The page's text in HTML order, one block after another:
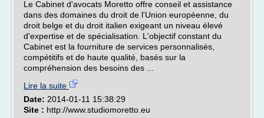
Le Cabinet d'avocats Moretto offre conseil et assistance
dans des domaines du droit de l'Union européenne, du
droit belge et du droit italien exigeant un niveau élevé
d'expertise et de spécialisation. L'objectif constant du
Cabinet est la fourniture de services personnalisés,
compétitifs et de haute qualité, basés sur la
compréhension des besoins des ...
Lire la suite
Date: 2014-01-11 15:38:29
Site : http://www.studiomoretto.eu